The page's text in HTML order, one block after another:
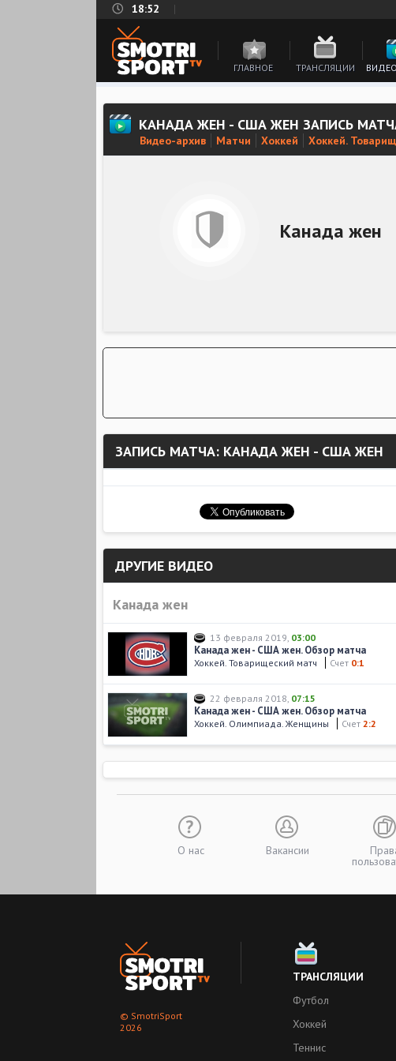
18:52
ГЛАВНОЕ ТРАНСЛЯЦИИ
КАНАДА ЖЕН - США ЖЕН ЗАПИСЬ
Видео-архив Матчи Хоккей Хоккей.
Канада жен
ЗАПИСЬ МАТЧА: КАНАДА ЖЕН - США ЖЕН
ДРУГИЕ ВИДЕО
Канада жен
13 февраля 2019, 03:00
Канада жен - США жен. Обзор матча
Хоккей. Товарищеский матч Счет 0:1
22 февраля 2018, 07:15
Канада жен - США жен. Обзор матча
Хоккей. Олимпиада. Женщины Счет 2:2
30 марта 2016,05:30
Больше видео
О нас Вакансии
© SmotriSport
2026
ТРАНСЛЯЦИИ
Футбол
Хоккей
Теннис